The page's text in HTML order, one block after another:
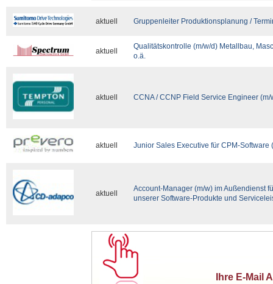
aktuell Gruppenleiter Produktionsplanung /
aktuell
Qualitätskontrolle (m/w/d) Metallbau,
o.ä.
aktuell CCNA / CCNP Field Service Engineer (m/
aktuell Junior Sales Executive für CPM-Software
aktuell
Account-Manager (m/w) im Außendienst
unserer Software-Produkte und
Ihre E-Mail